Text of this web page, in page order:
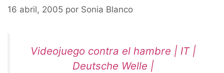
16 abril, 2005 por Sonia Blanco
Videojuego contra el hambre | IT |
Deutsche Welle |